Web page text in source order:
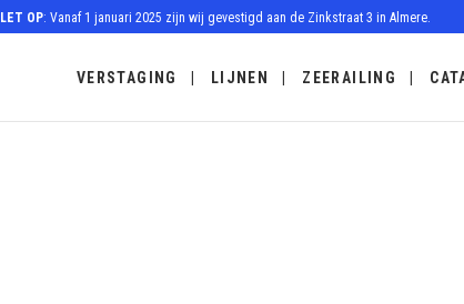
LET OP: Vanaf 1 januari 2025 zijn wij gevestigd aan de Zinkstraat 3 in Almere.
VERSTAGING LIJNEN ZEERAILING